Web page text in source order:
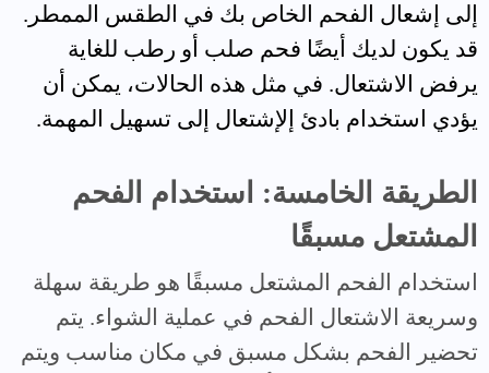
إلى إشعال الفحم الخاص بك في الطقس الممطر.
قد يكون لديك أيضًا فحم صلب أو رطب للغاية
يرفض الاشتعال. في مثل هذه الحالات، يمكن أن
يؤدي استخدام بادئ إلإشتعال إلى تسهيل المهمة.
الطريقة الخامسة: استخدام الفحم
المشتعل مسبقًا
استخدام الفحم المشتعل مسبقًا هو طريقة سهلة
وسريعة الاشتعال الفحم في عملية الشواء. يتم
تحضير الفحم بشكل مسبق في مكان مناسب ويتم